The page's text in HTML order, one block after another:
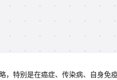
特别是在癌症、传染病、自身免